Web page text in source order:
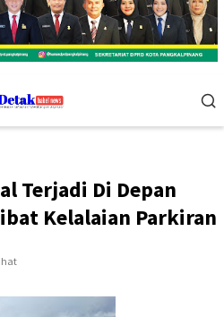
Terjadi Di Depan
Kelalaian Parkiran